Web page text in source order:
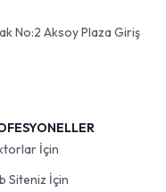
No:2 Aksoy Plaza Giriş
İçin
Siteniz İçin